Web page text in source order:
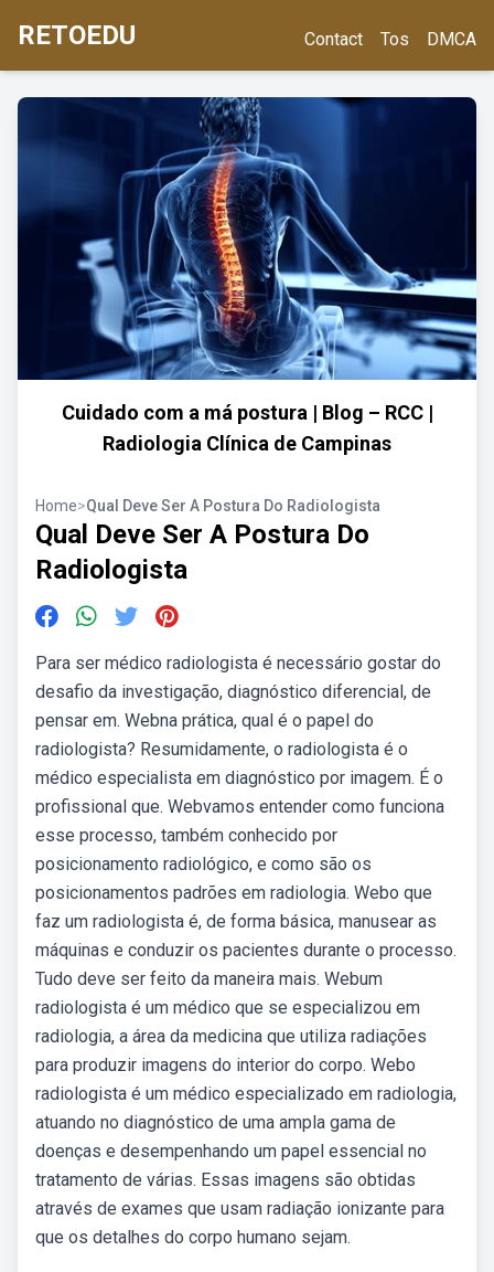
RETOEDU Contact Tos DMCA
Cuidado com a má postura | Blog – RCC |
Radiologia Clínica de Campinas
Home>Qual Deve Ser A Postura Do Radiologista
Qual Deve Ser A Postura Do
Radiologista
Para ser médico radiologista é necessário gostar do
desafio da investigação, diagnóstico diferencial, de
pensar em. Webna prática, qual é o papel do
radiologista? Resumidamente, o radiologista é o
médico especialista em diagnóstico por imagem. É o
profissional que. Webvamos entender como funciona
esse processo, também conhecido por
posicionamento radiológico, e como são os
posicionamentos padrões em radiologia. Webo que
faz um radiologista é, de forma básica, manusear as
máquinas e conduzir os pacientes durante o processo.
Tudo deve ser feito da maneira mais. Webum
radiologista é um médico que se especializou em
radiologia, a área da medicina que utiliza radiações
para produzir imagens do interior do corpo. Webo
radiologista é um médico especializado em radiologia,
atuando no diagnóstico de uma ampla gama de
doenças e desempenhando um papel essencial no
tratamento de várias. Essas imagens são obtidas
através de exames que usam radiação ionizante para
que os detalhes do corpo humano sejam.